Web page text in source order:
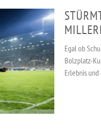
Egal ob
Bolzplatz-
Erlebnis